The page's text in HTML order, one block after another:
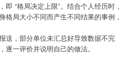
即 “格局决定上限”。结合个人经历时，
格局大小不同而产生不同结果的事例，
送，部分单位未汇总好导致数据不完
一评价并说明自己的做法。